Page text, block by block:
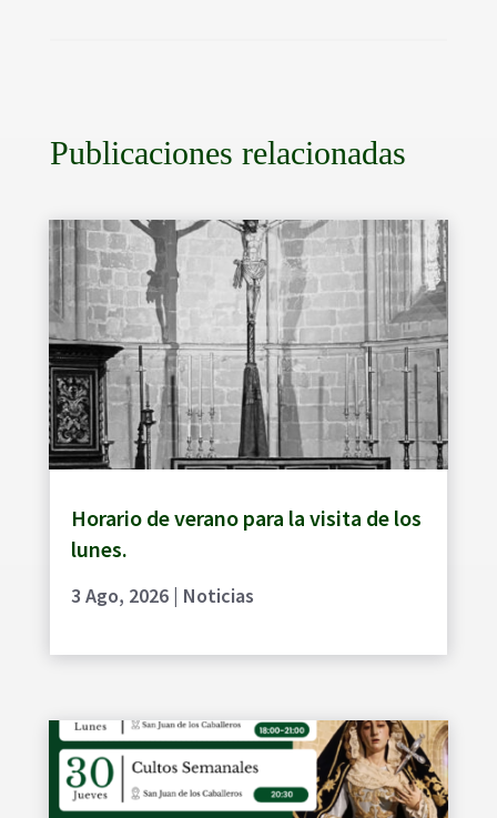
Publicaciones relacionadas
Horario de verano para la visita de los
lunes.
3 Ago, 2026| Noticias